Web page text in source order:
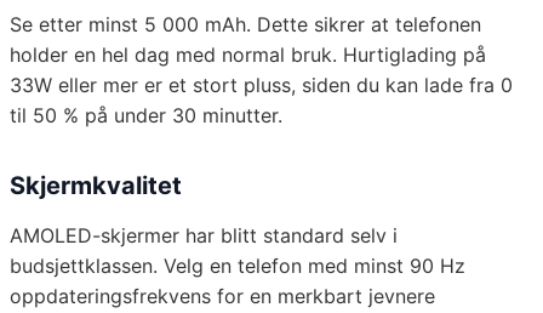
Se etter minst 5 000 mAh. Dette sikrer at telefonen
holder en hel dag med normal bruk. Hurtiglading på
33W eller mer er et stort pluss, siden du kan lade fra 0
til 50 % på under 30 minutter.
Skjermkvalitet
AMOLED-skjermer har blitt standard selv i
budsjettklassen. Velg en telefon med minst 90 Hz
oppdateringsfrekvens for en merkbart jevnere